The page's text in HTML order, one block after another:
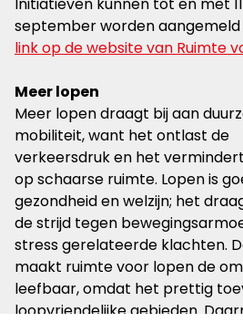
september worden aangemeld
link op de website van Ruimte
Meer lopen
Meer lopen draagt bij aan
mobiliteit, want het ontlast de
verkeersdruk en het
op schaarse ruimte. Lopen is
gezondheid en welzijn; het
de strijd tegen
stress gerelateerde klachten.
maakt ruimte voor lopen de
leefbaar, omdat het prettig
loopvriendelijke gebieden.